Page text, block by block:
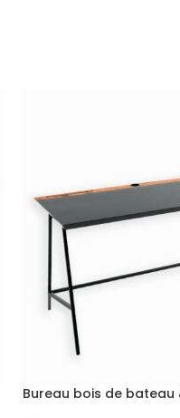
Bureau bois de bateau